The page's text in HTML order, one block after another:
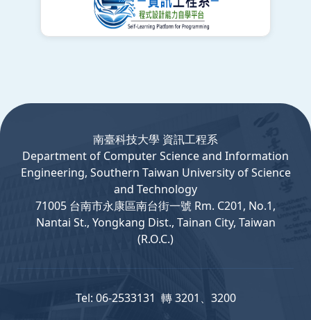
南臺科技大學 資訊工程系
Departmentof ComputerScience and Information
Engineering, Southern Taiwan University of Science
and Technology
71005 台南市永康區南台街一號 Rm. C201, No.1,
Nantai St., Yongkang Dist., Tainan City, Taiwan
(R.O.C.)
Tel: 06-2533131 轉 3201、3200